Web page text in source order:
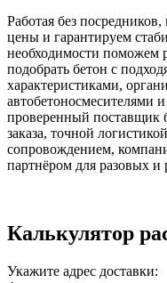
Работая без
цены и гарантируем
необходимости поможем
подобрать бетон с
характеристиками,
автобетоносмесителями
проверенный поставщик
заказа, точной
сопровождением,
партнёром для разовых и
Калькулятор
Укажите адрес доставки: